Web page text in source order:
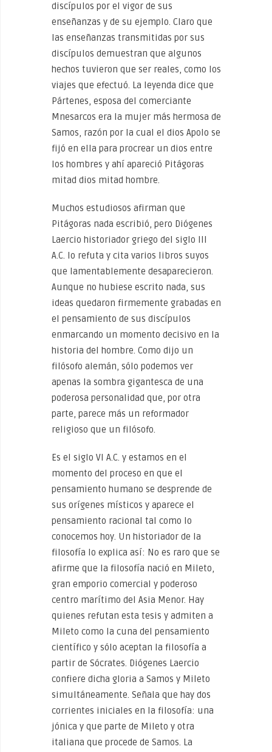
discípulos por el vigor de sus
enseñanzas y de su ejemplo. Claro que
las enseñanzas transmitidas por sus
discípulos demuestran que algunos
hechos tuvieron que ser reales, como los
viajes que efectuó. La leyenda dice que
Pártenes, esposa del comerciante
Mnesarcos era la mujer más hermosa de
Samos, razón por la cual el dios Apolo se
fijó en ella para procrear un dios entre
los hombres y ahí apareció Pitágoras
mitad dios mitad hombre.
Muchos estudiosos afirman que
Pitágoras nada escribió, pero Diógenes
Laercio historiador griego del siglo III
A.C. lo refuta y cita varios libros suyos
que lamentablemente desaparecieron.
Aunque no hubiese escrito nada, sus
ideas quedaron firmemente grabadas en
el pensamiento de sus discípulos
enmarcando un momento decisivo en la
historia del hombre. Como dijo un
filósofo alemán, sólo podemos ver
apenas la sombra gigantesca de una
poderosa personalidad que, por otra
parte, parece más un reformador
religioso que un filósofo.
Es el siglo VI A.C. y estamos en el
momento del proceso en que el
pensamiento humano se desprende de
sus orígenes místicos y aparece el
pensamiento racional tal como lo
conocemos hoy. Un historiador de la
filosofía lo explica así: No es raro que se
afirme que la filosofía nació en Mileto,
gran emporio comercial y poderoso
centro marítimo del Asia Menor. Hay
quienes refutan esta tesis y admiten a
Mileto como la cuna del pensamiento
científico y sólo aceptan la filosofía a
partir de Sócrates. Diógenes Laercio
confiere dicha gloria a Samos y Mileto
simultáneamente. Señala que hay dos
corrientes iniciales en la filosofía: una
jónica y que parte de Mileto y otra
italiana que procede de Samos. La